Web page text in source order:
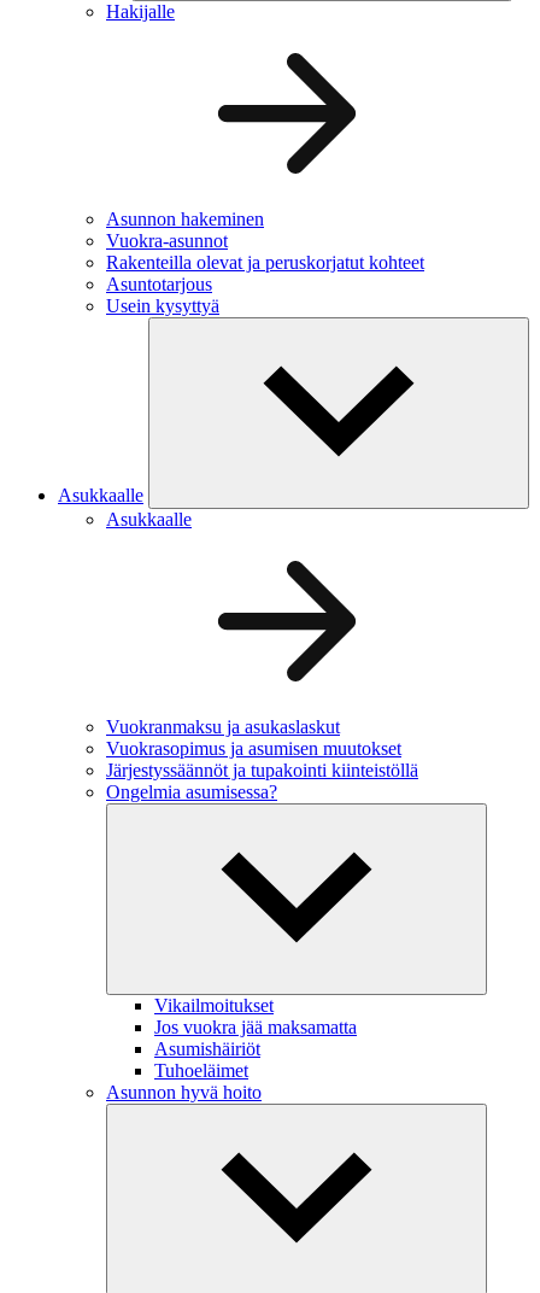
Hakijalle
Asunnon hakeminen
Vuokra-asunnot
Rakenteilla olevat ja peruskorjatut kohteet
Asuntotarjous
Usein kysyttyä
Asukkaalle
Asukkaalle
Vuokranmaksu ja asukaslaskut
Vuokrasopimus ja asumisen muutokset
Järjestyssäännöt ja tupakointi kiinteistöllä
Ongelmia asumisessa?
Vikailmoitukset
Jos vuokra jää maksamatta
Asumishäiriöt
Tuhoeläimet
Asunnon hyvä hoito